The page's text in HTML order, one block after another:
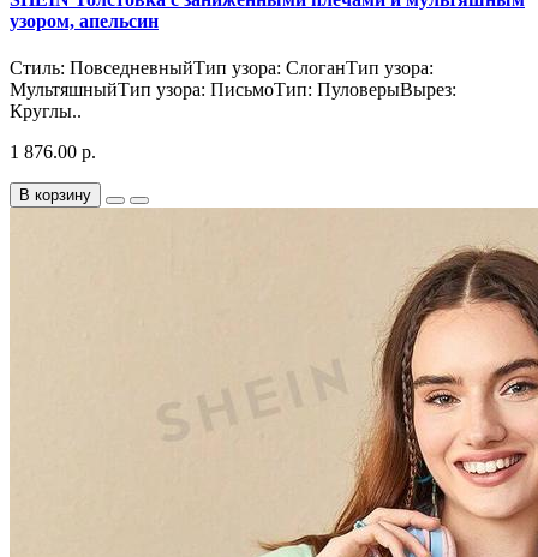
узором, апельсин
Стиль: ПовседневныйТип узора: СлоганТип узора:
МультяшныйТип узора: ПисьмоТип: ПуловерыВырез:
Круглы..
1 876.00 р.
В корзину